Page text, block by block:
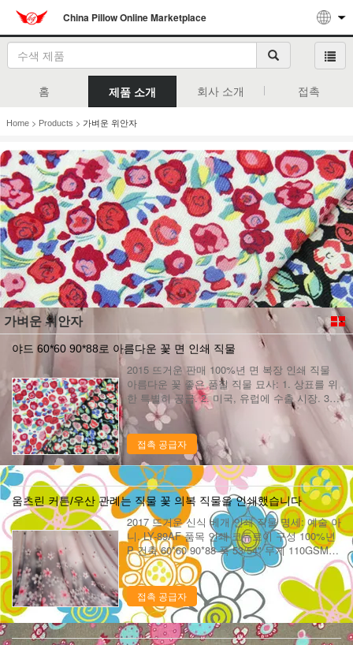
China Pillow Online Marketplace
홈 제품 소개 회사 소개 접촉
Home > Products > 가벼운 위안자
가벼운 위안자
야드 60*60 90*88로 아름다운 꽃 면 인쇄 직물
2015 뜨거운 판매 100%년 면 복장 인쇄 직물
아름다운 꽃 좋은 품질 직물 묘사: 1. 상표를 위
한 특별히 공급. 2. 미국, 유럽에 수출 시장. 3.
우리 공장은 10 년에는, 그것에 아주 큰 경험이
있다 생성한 이 계속 품목 이상의입니다. 4. 우
리 공장에는 ...
접촉 공급자
움츠린 커튼/우산 관례는 직물 꽃 의복 직물을 인쇄했습니다
2017 뜨거운 신식 베개 인쇄 직물 명세: 예술 아
니. LY-89AF 품목 인쇄 코듀로이 구성 100%년
P 건축 60*60 90*88 폭 53/54" 무게 110GSM
색깔 어떤 색깔 디자인 동일은 디자인합니다 또
는 새로운 디자인을 개발하십시오 표본은 배달
합니다 ...
접촉 공급자